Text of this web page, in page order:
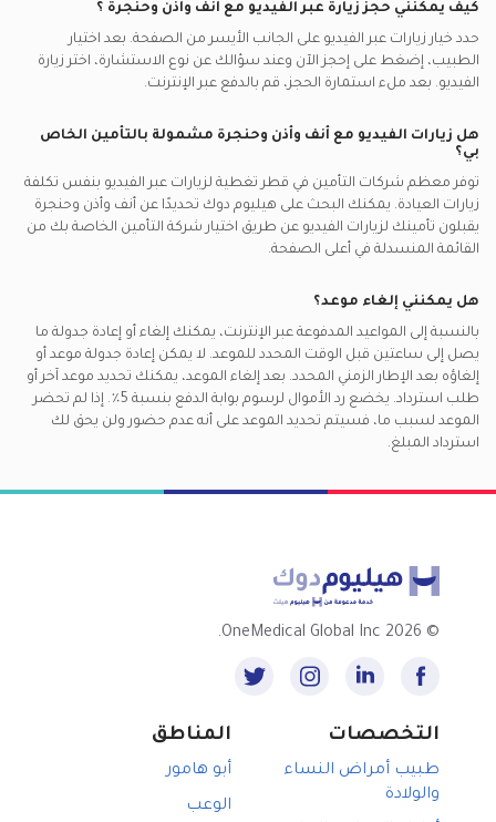
كيف يمكنني حجز زيارة عبر الفيديو مع أنف وأذن وحنجرة ؟
حدد خيار زيارات عبر الفيديو على الجانب الأيسر من الصفحة. بعد اختيار
الطبيب، إضغط على إحجز الآن وعند سؤالك عن نوع الاستشارة، اختر زيارة
الفيديو. بعد ملء استمارة الحجز، قم بالدفع عبر الإنترنت.
هل زيارات الفيديو مع أنف وأذن وحنجرة مشمولة بالتأمين الخاص
بي؟
توفر معظم شركات التأمين في قطر تغطية لزيارات عبر الفيديو بنفس تكلفة
زيارات العيادة. يمكنك البحث على هيليوم دوك تحديدًا عن أنف وأذن وحنجرة
يقبلون تأمينك لزيارات الفيديو عن طريق اختيار شركة التأمين الخاصة بك من
القائمة المنسدلة في أعلى الصفحة.
هل يمكنني إلغاء موعد؟
بالنسبة إلى المواعيد المدفوعة عبر الإنترنت، يمكنك إلغاء أو إعادة جدولة ما
يصل إلى ساعتين قبل الوقت المحدد للموعد. لا يمكن إعادة جدولة موعد أو
إلغاؤه بعد الإطار الزمني المحدد. بعد إلغاء الموعد، يمكنك تحديد موعد آخر أو
طلب استرداد. يخضع رد الأموال لرسوم بوابة الدفع بنسبة 5٪. إذا لم تحضر
الموعد لسبب ما، فسيتم تحديد الموعد على أنه عدم حضور ولن يحق لك
استرداد المبلغ.
©
2026 OneMedical Global Inc.
التخصصات
طبيب أمراض النساء
والولادة
المناطق
أبو هامور
الوعب